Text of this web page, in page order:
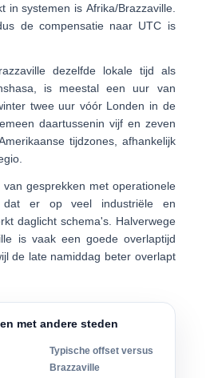
in systemen is Afrika/Brazzaville.
de compensatie naar UTC is
dezelfde lokale tijd als
, is meestal een uur van
twee uur vóór Londen in de
daartussenin vijf en zeven
tijdzones, afhankelijk
gesprekken met operationele
dat er op veel industriële en
daglicht schema's. Halverwege
is vaak een goede overlaptijd
de late namiddag beter overlapt
met andere steden
Typische offset versus
Brazzaville